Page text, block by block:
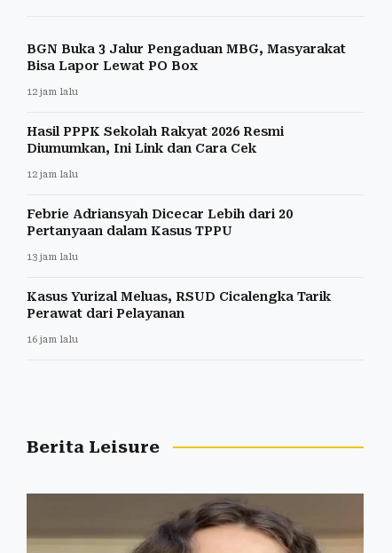
BGN Buka 3 Jalur Pengaduan MBG, Masyarakat
Bisa Lapor Lewat PO Box
12 jam lalu
Hasil PPPK Sekolah Rakyat 2026 Resmi
Diumumkan, Ini Link dan Cara Cek
12 jam lalu
Febrie Adriansyah Dicecar Lebih dari 20
Pertanyaan dalam Kasus TPPU
13 jam lalu
Kasus Yurizal Meluas, RSUD Cicalengka Tarik
Perawat dari Pelayanan
16 jam lalu
Berita Leisure